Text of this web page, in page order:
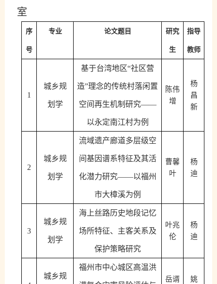
室
序
号
专业 论文题目 研究
生
指导
教师
1
城乡规
划学
基于台湾地区“社区营
造”理念的传统村落闲置
空间再生机制研究——
以永定南江村为例
陈伟
增
杨
昌
新
2
城乡规
划学
流域遗产廊道多层级空
间基因谱系特征及其活
化潜力研究——以福州
市大樟溪为例
曹馨
叶
杨
迪
3
城乡规
划学
海上丝路历史地段记忆
场所特征、主客关系及
保护策略研究
叶兆
伦
杨
迪
城乡规
福州市中心城区高温洪
岳谞
姚